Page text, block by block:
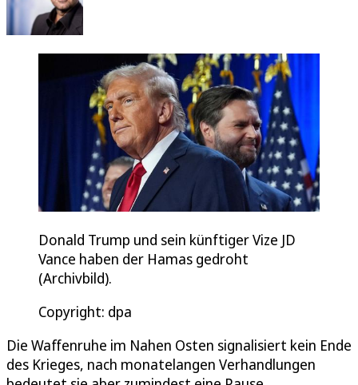
Donald Trump und sein künftiger Vize JD
Vance haben der Hamas gedroht
(Archivbild).
Copyright: dpa
Die Waffenruhe im Nahen Osten signalisiert kein Ende
des Krieges, nach monatelangen Verhandlungen